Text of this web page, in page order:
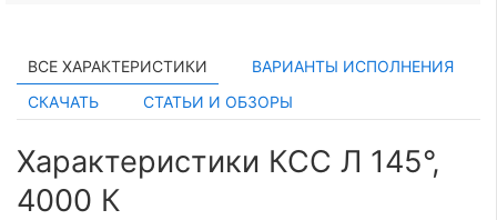
ВСЕ ХАРАКТЕРИСТИКИ
ВАРИАНТЫ ИСПОЛНЕНИЯ
СКАЧАТЬ
СТАТЬИ И ОБЗОРЫ
Характеристики КСС Л 145°,
4000 К